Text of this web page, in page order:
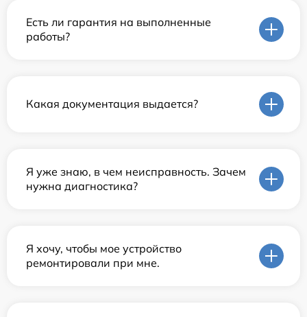
Есть ли гарантия на выполненные
работы?
Какая документация выдается?
Я уже знаю, в чем неисправность. Зачем
нужна диагностика?
Я хочу, чтобы мое устройство
ремонтировали при мне.